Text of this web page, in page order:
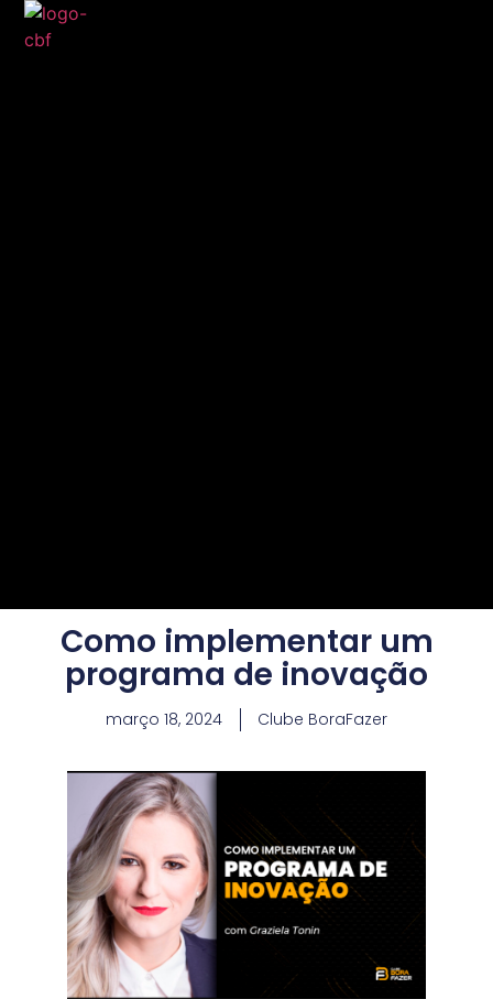
Como implementar um
programa de inovação
março 18, 2024 Clube BoraFazer